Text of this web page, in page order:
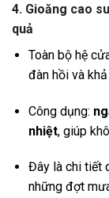
4. Gioăng cao
quả
Toàn bộ hệ
đàn hồi và
Công dụng:
nhiệt, giúp
Đây là chi tiết
những đợt